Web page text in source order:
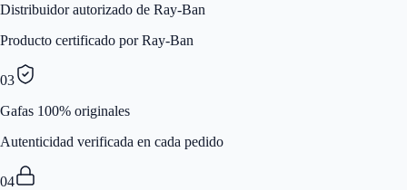
Distribuidor autorizado de Ray-Ban
Producto certificado por Ray-Ban
03
Gafas 100% originales
Autenticidad verificada en cada pedido
04